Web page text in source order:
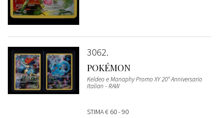
3062
POKÉMON
Keldeo e Manaphy Promo XY 20° Anniversario
Italian - RAW
STIMA€ 60 - 90